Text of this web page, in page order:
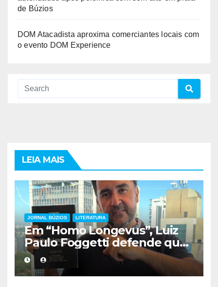
de Búzios
DOM Atacadista aproxima comerciantes locais com
o evento DOM Experience
LEIA MAIS
JORNAL BÚZIOS LITERATURA
Em “Homo Longevus”, Luiz
Paulo Foggetti defende que
viver mais exigirá uma nova
forma de encarar a vida